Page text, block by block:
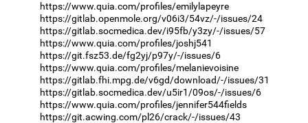
https://www.quia.com/profiles/emilylapeyre
https://gitlab.openmole.org/v06i3/54vz/-/issues/24
https://gitlab.socmedica.dev/i95fb/y3zy/-/issues/57
https://www.quia.com/profiles/joshj541
https://git.fsz53.de/fg2yj/p97y/-/issues/6
https://www.quia.com/profiles/melanievoisine
https://gitlab.fhi.mpg.de/v6gd/download/-/issues/31
https://gitlab.socmedica.dev/u5ir1/09os/-/issues/6
https://www.quia.com/profiles/jennifer544fields
https://git.acwing.com/pl26/crack/-/issues/43